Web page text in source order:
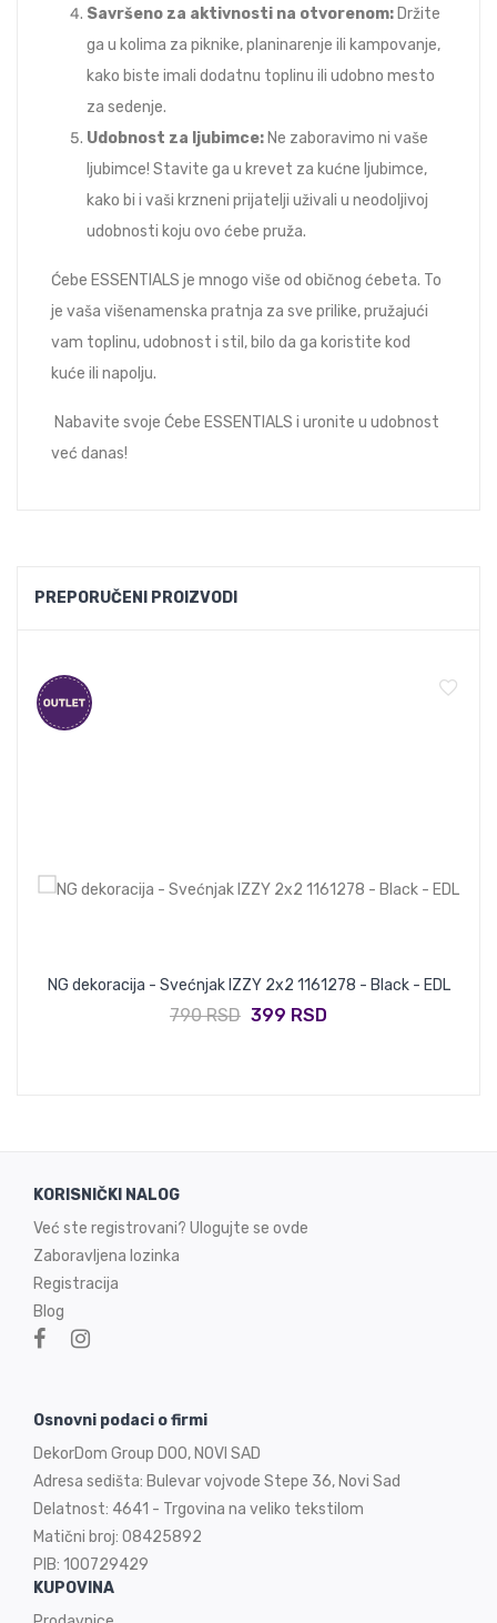
Savršeno za aktivnosti na otvorenom: Držite
ga u kolima za piknike, planinarenje ili kampovanje,
kako biste imali dodatnu toplinu ili udobno mesto
za sedenje.
Udobnost za ljubimce: Ne zaboravimo ni vaše
ljubimce! Stavite ga u krevet za kućne ljubimce,
kako bi i vaši krzneni prijatelji uživali u neodoljivoj
udobnosti koju ovo ćebe pruža.
Ćebe ESSENTIALS je mnogo više od običnog ćebeta. To
je vaša višenamenska pratnja za sve prilike, pružajući
vam toplinu, udobnost i stil, bilo da ga koristite kod
kuće ili napolju.
Nabavite svoje Ćebe ESSENTIALS i uronite u udobnost
već danas!
PREPORUČENI PROIZVODI
NG dekoracija - Svećnjak IZZY 2x2 1161278 - Black - EDL
790 RSD 399 RSD
KORISNIČKI NALOG
Već ste registrovani? Ulogujte se ovde
Zaboravljena lozinka
Registracija
Blog
Osnovni podaci o firmi
DekorDom Group DOO, NOVI SAD
Adresa sedišta: Bulevar vojvode Stepe 36, Novi Sad
Delatnost: 4641 - Trgovina na veliko tekstilom
Matični broj: 08425892
PIB: 100729429
KUPOVINA